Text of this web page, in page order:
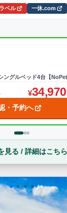
ベル 一休.com
ングルベッド4台【NoPet
34,970
・予約へ
見る / 詳細はこちら